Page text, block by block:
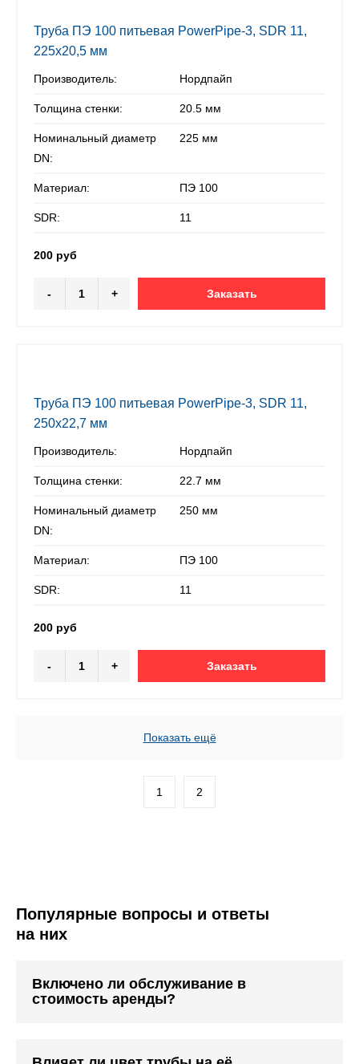
Труба ПЭ 100 питьевая PowerPipe-3, SDR 11,
225х20,5 мм
Производитель: Нордпайп
Толщина стенки: 20.5 мм
Номинальный диаметр
DN:
225 мм
Материал: ПЭ 100
SDR: 11
200 руб
- + Заказать
Труба ПЭ 100 питьевая PowerPipe-3, SDR 11,
250х22,7 мм
Производитель: Нордпайп
Толщина стенки: 22.7 мм
Номинальный диаметр
DN:
250 мм
Материал: ПЭ 100
SDR: 11
200 руб
- + Заказать
Показать ещё
1 2
Популярные вопросы и ответы
на них
Включено ли обслуживание в
стоимость аренды?